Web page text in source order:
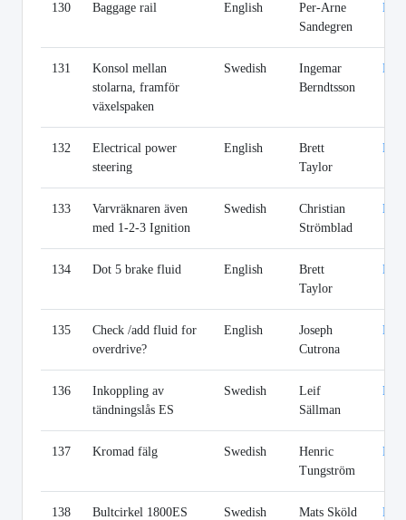
130 Baggage rail English
Per-Arne
Sandegren
Link
131
Konsol mellan
stolarna, framför
växelspaken
Swedish
Ingemar
Berndtsson
Link
132
Electrical power
steering
English
Brett
Taylor
Link
133
Varvräknaren även
med 1-2-3 Ignition
Swedish
Christian
Strömblad
Link
134 Dot 5 brake fluid English
Brett
Taylor
Link
135
Check /add fluid for
overdrive?
English
Joseph
Cutrona
Link
136
Inkoppling av
tändningslås ES
Swedish
Leif
Sällman
Link
137 Kromad fälg Swedish
Henric
Tungström
Link
138 Bultcirkel 1800ES Swedish Mats Sköld Link